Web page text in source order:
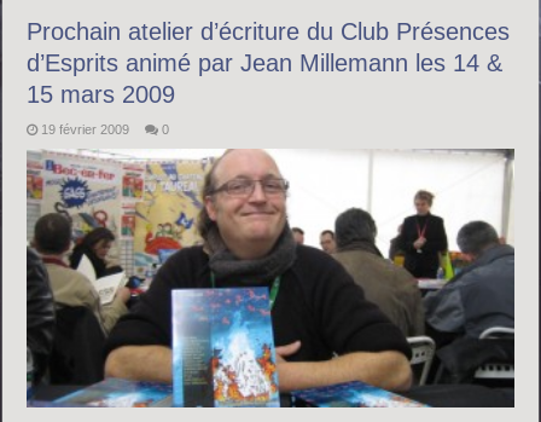
Prochain atelier d’écriture du Club Présences
d’Esprits animé par Jean Millemann les 14 &
15 mars 2009
19 février 2009 0